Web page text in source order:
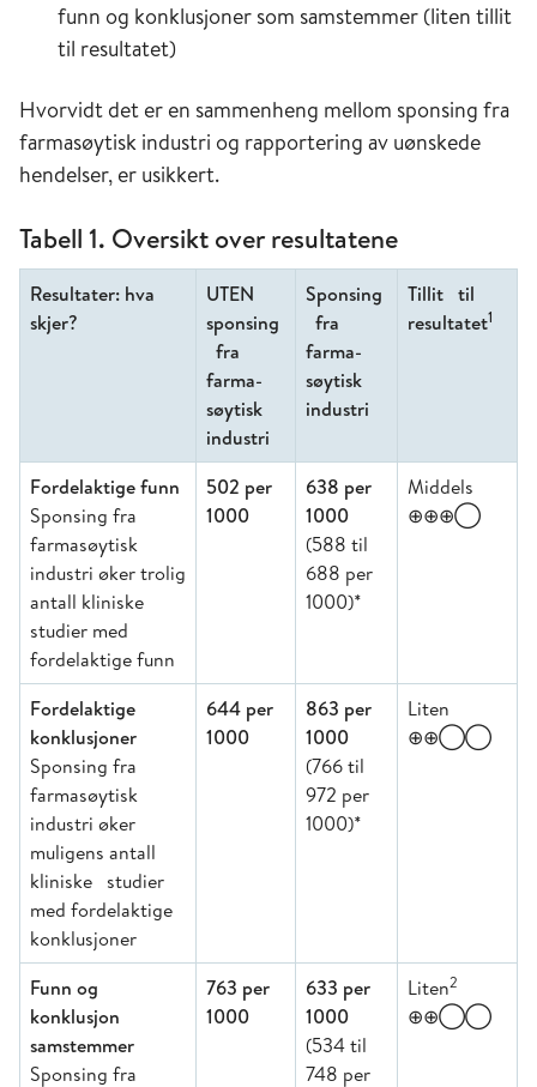
funn og konklusjoner som samstemmer (liten tillit
til resultatet)
Hvorvidt det er en sammenheng mellom sponsing fra
farmasøytisk industri og rapportering av uønskede
hendelser, er usikkert.
Tabell 1. Oversikt over resultatene
Resultater: hva
skjer?
UTEN
sponsing
fra
farma-
søytisk
industri
Sponsing
fra
farma-
søytisk
industri
Tillit til
resultatet1
Fordelaktige funn
Sponsing fra
farmasøytisk
industri øker trolig
antall kliniske
studier med
fordelaktige funn
502 per
1000
638 per
1000
(588 til
688 per
1000)*
Middels
⊕⊕⊕◯
Fordelaktige
konklusjoner
Sponsing fra
farmasøytisk
industri øker
muligens antall
kliniske studier
med fordelaktige
konklusjoner
644 per
1000
863 per
1000
(766 til
972 per
1000)*
Liten
⊕⊕◯◯
Funn og
konklusjon
samstemmer
Sponsing fra
763 per
1000
633 per
1000
(534 til
748 per
Liten2
⊕⊕◯◯